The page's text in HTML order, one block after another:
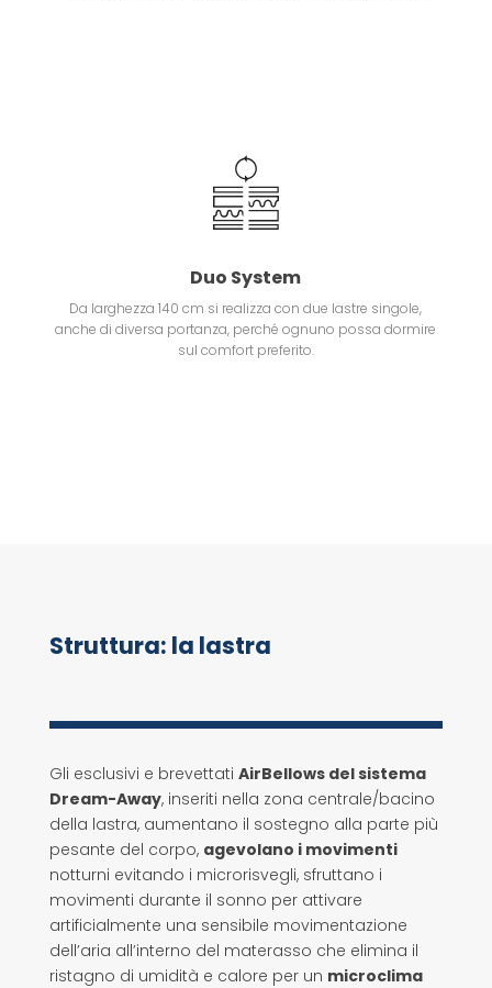
Duo System
Da larghezza 140 cm si realizza con due lastre singole,
anche di diversa portanza, perché ognuno possa dormire
sul comfort preferito.
Struttura: la lastra
Gli esclusivi e brevettati AirBellows del sistema
Dream-Away, inseriti nella zona centrale/bacino
della lastra, aumentano il sostegno alla parte più
pesante del corpo, agevolano i movimenti
notturni evitando i microrisvegli, sfruttano i
movimenti durante il sonno per attivare
artificialmente una sensibile movimentazione
dell’aria all’interno del materasso che elimina il
ristagno di umidità e calore per un microclima